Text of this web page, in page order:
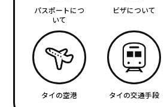
パスポートにつ
いて
ビザについて
タイの空港 タイの交通手段